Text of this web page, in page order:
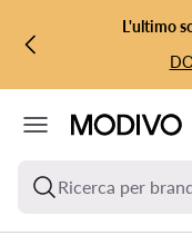
VAI AL CONTENUTO
VAI ALLA RICERCA
L'ultimo
Ricerca per